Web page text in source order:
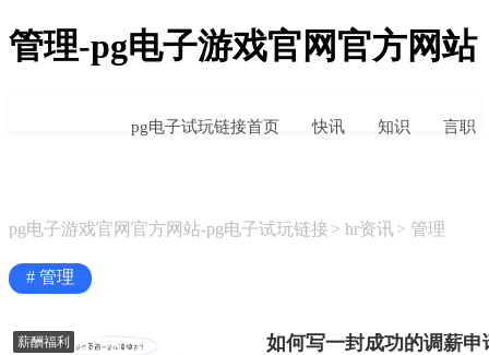
管理-pg电子游戏官网官方网站
pg电子试玩链接首页 快讯 知识 言职
pg电子游戏官网官方网站-pg电子试玩链接 hr资讯 管理
# 管理
薪酬福利 如何写一封成功的调薪申